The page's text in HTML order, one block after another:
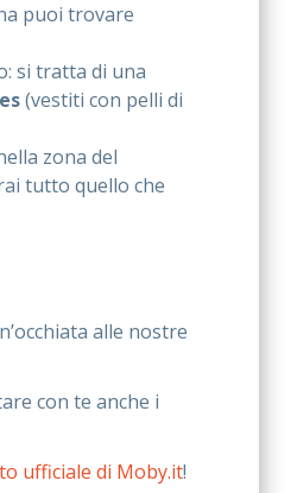
puoi trovare
si tratta di una
(vestiti con pelli di
zona del
tutto quello che
alle nostre
con te anche i
ufficiale di Moby.it!